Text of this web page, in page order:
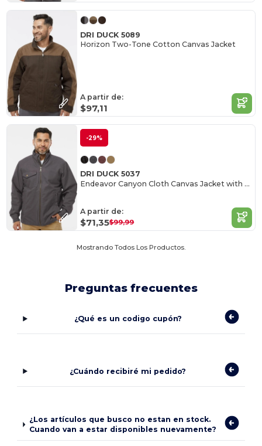
DRI DUCK 5089
Horizon Two-Tone Cotton Canvas Jacket
A partir de:
$97,11
-29%
DRI DUCK 5037
Endeavor Canyon Cloth Canvas Jacket with Sherpa Lining
A partir de:
$71,35$99,99
Mostrando Todos Los Productos.
Preguntas frecuentes
¿Qué es un codigo cupón?
¿Cuándo recibiré mi pedido?
¿Los artículos que busco no estan en stock.
Cuando van a estar disponibles nuevamente?